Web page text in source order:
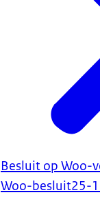
Besluit op Woo-
Woo-besluit25-